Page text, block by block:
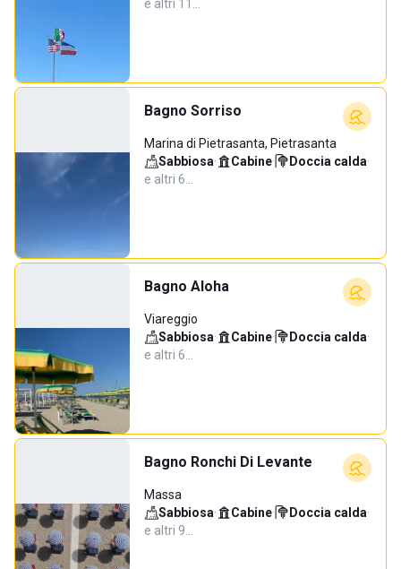
e altri 11…
Bagno Sorriso
Marina di Pietrasanta, Pietrasanta
Sabbiosa· Cabine· Doccia calda·
e altri 6…
Bagno Aloha
Viareggio
Sabbiosa· Cabine· Doccia calda·
e altri 6…
Bagno Ronchi Di Levante
Massa
Sabbiosa· Cabine· Doccia calda·
e altri 9…